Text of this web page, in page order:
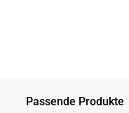
Passende Produkte